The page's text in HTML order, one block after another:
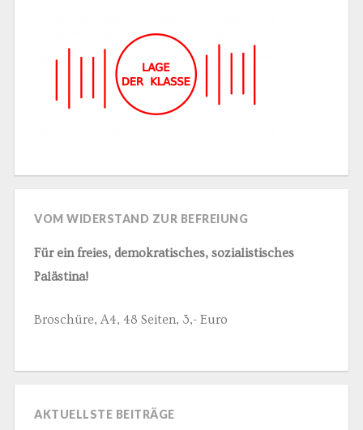
VOM WIDERSTAND ZUR BEFREIUNG
Für ein freies, demokratisches, sozialistisches
Palästina!
Broschüre, A4, 48 Seiten, 3,- Euro
AKTUELLSTE BEITRÄGE